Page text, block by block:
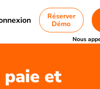
Réserver
Démo
Nous
et